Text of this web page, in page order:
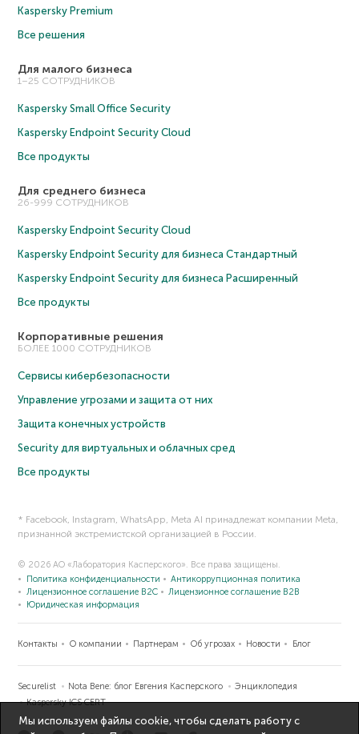
Kaspersky Premium
Все решения
Для малого бизнеса
1–25 СОТРУДНИКОВ
Kaspersky Small Office Security
Kaspersky Endpoint Security Cloud
Все продукты
Для среднего бизнеса
26-999 СОТРУДНИКОВ
Kaspersky Endpoint Security Cloud
Kaspersky Endpoint Security для бизнеса Cтандартный
Kaspersky Endpoint Security для бизнеса Расширенный
Все продукты
Корпоративные решения
БОЛЕЕ 1000 СОТРУДНИКОВ
Сервисы кибербезопасности
Управление угрозами и защита от них
Защита конечных устройств
Security для виртуальных и облачных сред
Все продукты
* Facebook, Instagram, WhatsApp, Meta AI принадлежат компании Meta,
признанной экстремистской организацией в России.
© 2026 АО «Лаборатория Касперского». Все права защищены.
Политика конфиденциальности
Антикоррупционная политика
Лицензионное соглашение B2C
Лицензионное соглашение B2B
Юридическая информация
Контакты О компании Партнерам Об угрозах Новости Блог
Securelist Nota Bene: блог Евгения Касперского
Энциклопедия
Kaspersky ICS CERT
Мы используем файлы cookie, чтобы сделать работу с